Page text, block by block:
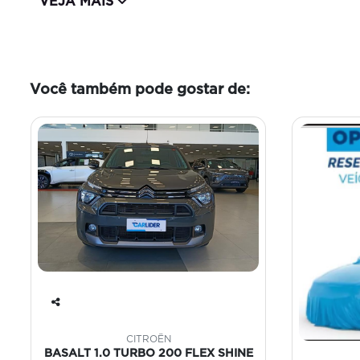
Você também pode gostar de:
art
CITROËN
BASALT 1.0 TURBO 200 FLEX SHINE